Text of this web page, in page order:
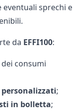
sprechi e
da EFFI100:
dei consumi
;
in bolletta;